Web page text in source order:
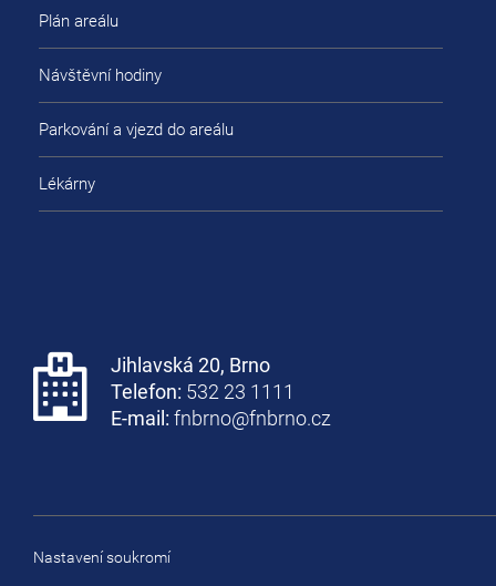
Plán areálu
Návštěvní hodiny
Parkování a vjezd do areálu
Lékárny
Jihlavská 20, Brno
Telefon: 532 23 1111
E-mail: fnbrno@fnbrno.cz
Nastavení soukromí